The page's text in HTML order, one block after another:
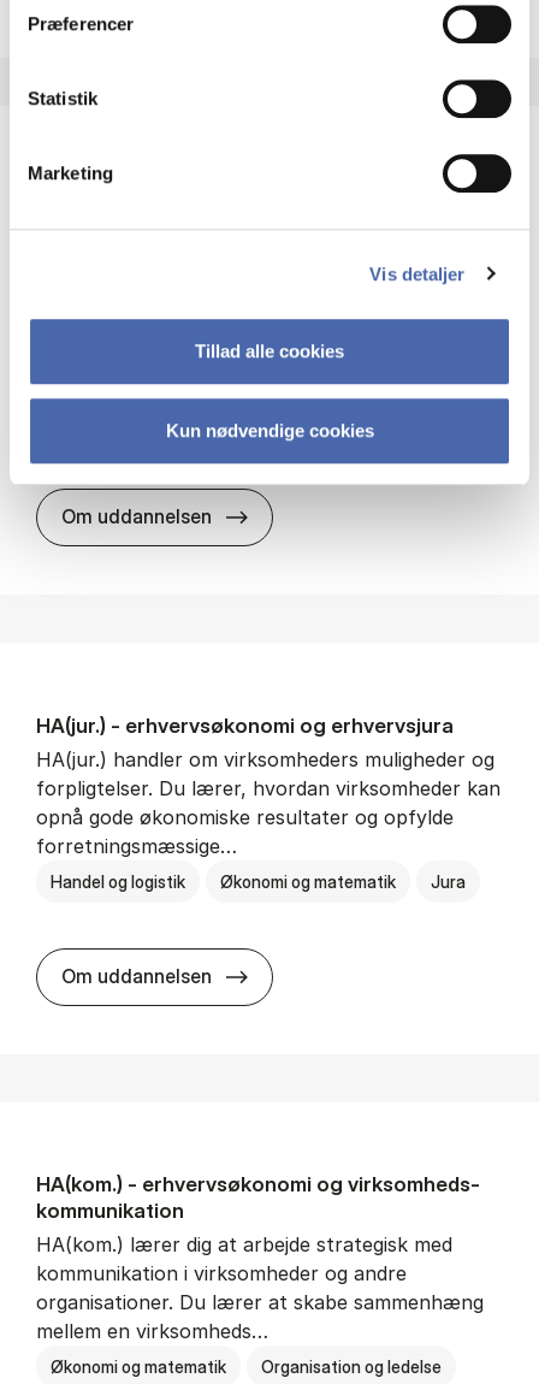
Præferencer
Statistik
Marketing
Vis detaljer
Tillad alle cookies
Kun nødvendige cookies
HA(it.) - erhvervs­økonomi og informations­
virksomheders muligheder og udfordringer inden
Organisation og ledelse
Om uddannelsen HA(it.) - erhvervs­økonomi og
HA(jur.) - erhvervs­økonomi og erhvervs­jura
HA(jur.) handler om virksomheders muligheder og
forpligtelser. Du lærer, hvordan virksomheder kan
opnå gode økonomiske resultater og opfylde
forretningsmæssige…
Handel og logistik Økonomi og matematik Jura
Om uddannelsen HA(jur.) - erhvervs­økonomi og
HA(kom.) - erhvervs­økonomi og virksomheds­
kommunikation
HA(kom.) lærer dig at arbejde strategisk med
kommunikation i virksomheder og andre
organisationer. Du lærer at skabe sammenhæng
mellem en virksomheds…
Økonomi og matematik Organisation og ledelse